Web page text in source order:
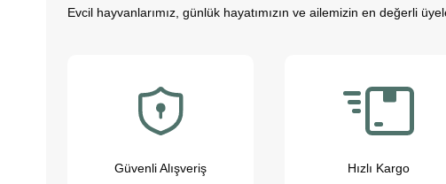
Evcil hayvanlarımız, günlük hayatımızın ve ailemizin en değerli
dostlarımızı yakından tanımak ister misiniz?
Pet Asya Online Petshop olarak, evcil hayvanlarımızın bize
sağlamaktan gurur duyuyoruz. Bizimle, sevimli dostlarınızın
Güvenli Alışveriş Hızlı Kargo